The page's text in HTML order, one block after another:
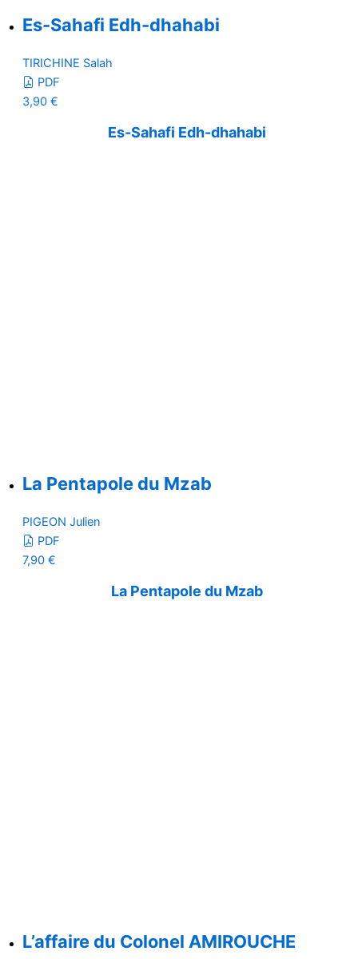
Es-Sahafi Edh-dhahabi
TIRICHINE Salah
PDF
3,90 €
Es-Sahafi Edh-dhahabi
La Pentapole du Mzab
PIGEON Julien
PDF
7,90 €
La Pentapole du Mzab
L’affaire du Colonel AMIROUCHE